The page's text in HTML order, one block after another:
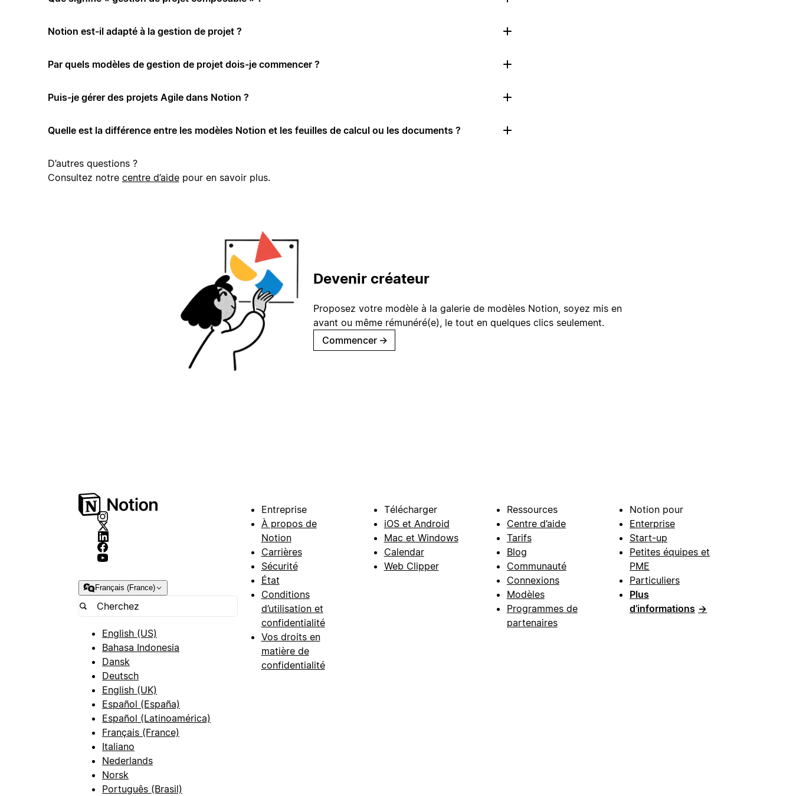
Notion est-il adapté à la gestion de projet ?
Par quels modèles de gestion de projet dois-je commencer ?
Puis-je gérer des projets Agile dans Notion ?
Quelle est la différence entre les modèles Notion et les feuilles de calcul ou les documents ?
D’autres questions ?
Consultez notre centre d’aidepour en savoir plus.
Devenir créateur
Proposez votre modèle à la galerie de modèles Notion, soyez mis en
avant ou même rémunéré(e), le tout en quelques clics seulement.
Commencer →
Français (France)
English (US)
Bahasa Indonesia
Dansk
Deutsch
English (UK)
Español (España)
Español (Latinoamérica)
Français (France)
Italiano
Nederlands
Norsk
Português (Brasil)
Entreprise
À propos de
Notion
Carrières
Sécurité
État
Conditions
d’utilisation et
confidentialité
Vos droits en
matière de
confidentialité
Télécharger
iOS et Android
Mac et Windows
Calendar
Web Clipper
Ressources
Centre d’aide
Tarifs
Blog
Communauté
Connexions
Modèles
Programmes de
partenaires
Notion pour
Enterprise
Start-up
Petites équipes et
PME
Particuliers
Plus
d’informations →